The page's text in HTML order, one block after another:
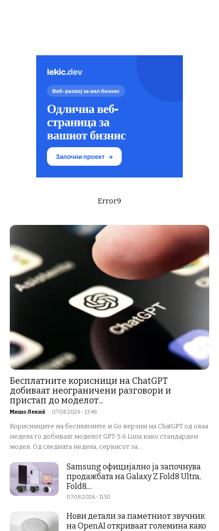
Error9
Бесплатните корисници на ChatGPT
добиваат неограничени разговори и
пристап до моделот...
Мишо Лекиќ - 07.08.2026 - 13:46
Корисниците на бесплатните и Go верзии на ChatGPT од оваа
недела го добиваат моделот GPT-5.6 Luna како стандарден
модел. Од следната недела, сервисот за...
Samsung официјално ја започнува
продажбата на Galaxy Z Fold8 Ultra,
Fold8,...
07.08.2026 - 11:50
Нови детали за паметниот звучник
на OpenAI откриваат големина како